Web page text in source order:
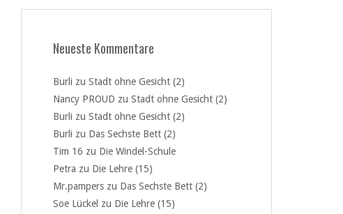
Neueste Kommentare
Burli zu Stadt ohne Gesicht (2)
Nancy PROUD zu Stadt ohne Gesicht (2)
Burli zu Stadt ohne Gesicht (2)
Burli zu Das Sechste Bett (2)
Tim 16 zu Die Windel-Schule
Petra zu Die Lehre (15)
Mr.pampers zu Das Sechste Bett (2)
Soe Lückel zu Die Lehre (15)